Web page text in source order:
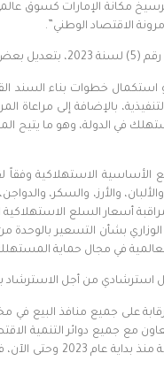
مكانة الإمارات كسوق
الاقتصاد الوطني”.
المستهلك.
خطوات بناء السند
التنفيذية، بالإضافة إلى
في الدولة، وهو ما يتيح
الطهي، والبيض، والألبان،
أسعار السلع
الوزاري بشأن التسعير
في مجال حماية
من أجل الاسترشاد بها
على جميع منافذ البيع
وقرار مجلس الوزراء رقم 120 لسنة 2022،